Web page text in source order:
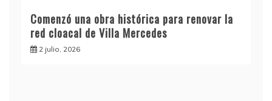
Comenzó una obra histórica para renovar la
red cloacal de Villa Mercedes
2 julio, 2026